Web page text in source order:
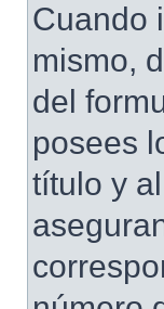
Cuando
mismo,
del
posees
título y